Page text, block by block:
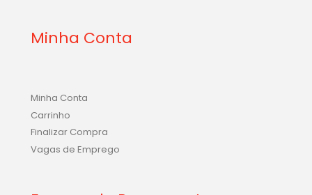
Minha Conta
Minha Conta
Carrinho
Finalizar Compra
Vagas de Emprego